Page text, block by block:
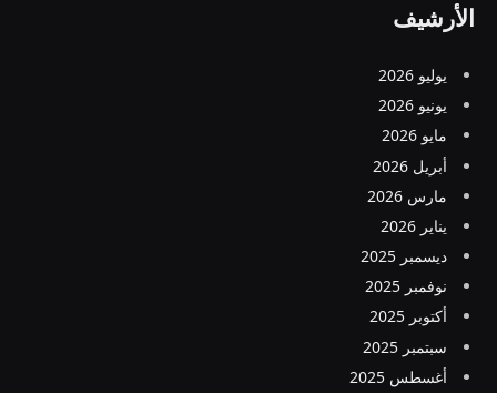
الأرشيف
يوليو 2026
يونيو 2026
مايو 2026
أبريل 2026
مارس 2026
يناير 2026
ديسمبر 2025
نوفمبر 2025
أكتوبر 2025
سبتمبر 2025
أغسطس 2025